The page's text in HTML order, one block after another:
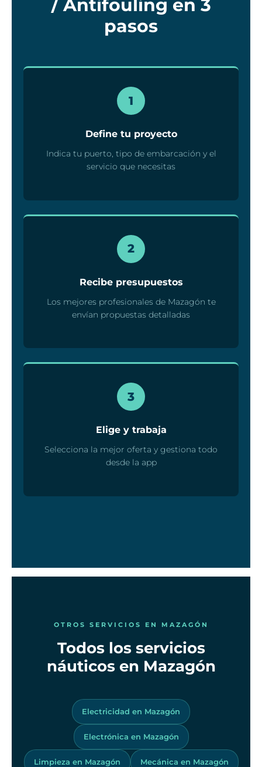
/ Antifouling en 3
pasos
1
Define tu proyecto
Indica tu puerto, tipo de embarcación y el
servicio que necesitas
2
Recibe presupuestos
Los mejores profesionales de Mazagón te
envían propuestas detalladas
3
Elige y trabaja
Selecciona la mejor oferta y gestiona todo
desde la app
OTROS SERVICIOS EN MAZAGÓN
Todos los servicios
náuticos en Mazagón
Electricidad en Mazagón
Electrónica en Mazagón
Limpieza en Mazagón Mecánica en Mazagón